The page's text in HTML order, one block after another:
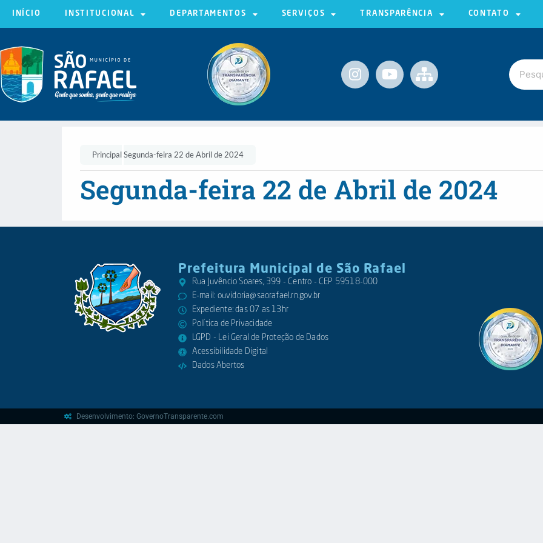
INÍCIO INSTITUCIONAL DEPARTAMENTOS SERVIÇOS TRANSPARÊNCIA CONTATO
PrincipalSegunda-feira 22 de Abril de 2024
Segunda-feira 22 de Abril de 2024
Prefeitura Municipal de São Rafael
Rua Juvêncio Soares, 399 - Centro - CEP 59518-000
E-mail: ouvidoria@saorafael.rn.gov.br
Expediente: das 07 as 13hr
Política de Privacidade
LGPD - Lei Geral de Proteção de Dados
Acessibilidade Digital
Dados Abertos
Desenvolvimento: GovernoTransparente.com